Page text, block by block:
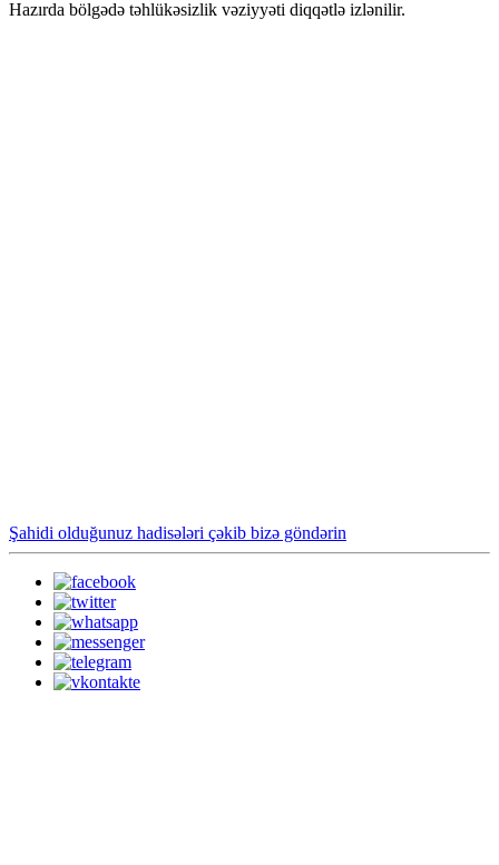
Hazırda bölgədə təhlükəsizlik vəziyyəti diqqətlə izlənilir.
Şahidi olduğunuz hadisələri çəkib bizə göndərin